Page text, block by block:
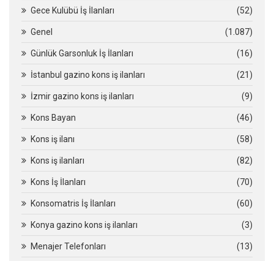
Gece Kulübü İş İlanları (52)
Genel (1.087)
Günlük Garsonluk İş İlanları (16)
İstanbul gazino kons iş ilanları (21)
İzmir gazino kons iş ilanları (9)
Kons Bayan (46)
Kons iş ilanı (58)
Kons iş ilanları (82)
Kons İş İlanları (70)
Konsomatris İş İlanları (60)
Konya gazino kons iş ilanları (3)
Menajer Telefonları (13)